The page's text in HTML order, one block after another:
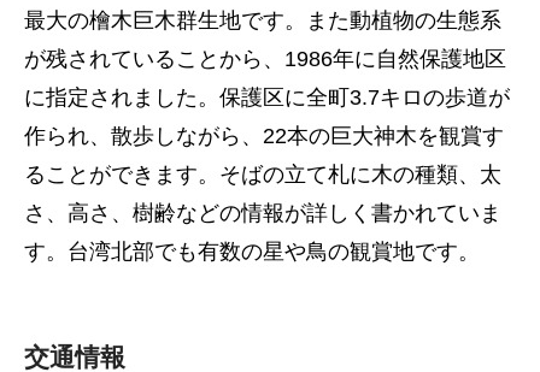
最大の檜木巨木群生地です。また動植物の生態系
が残されていることから、1986年に自然保護地区
に指定されました。保護区に全町3.7キロの歩道が
作られ、散歩しながら、22本の巨大神木を観賞す
ることができます。そばの立て札に木の種類、太
さ、高さ、樹齢などの情報が詳しく書かれていま
す。台湾北部でも有数の星や鳥の観賞地です。
交通情報